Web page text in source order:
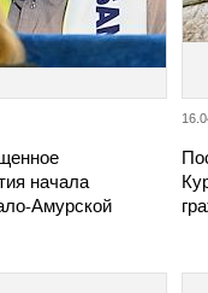
начала
Амурской